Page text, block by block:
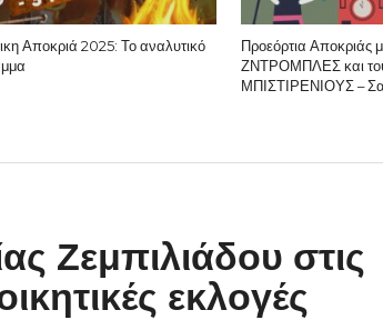
Αποκριά 2025: Το αναλυτικό
Προεόρτια Αποκριάς
ΖΝΤΡΟΜΠΛΕΣ και
ΜΠΙΣΤΙΡΕΝΙΟΥΣ –
Ζεμπιλιάδου στις
εκλογές